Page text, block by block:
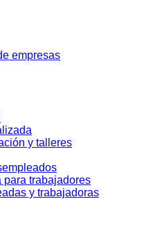
empresas
y talleres
para trabajadores
y trabajadoras